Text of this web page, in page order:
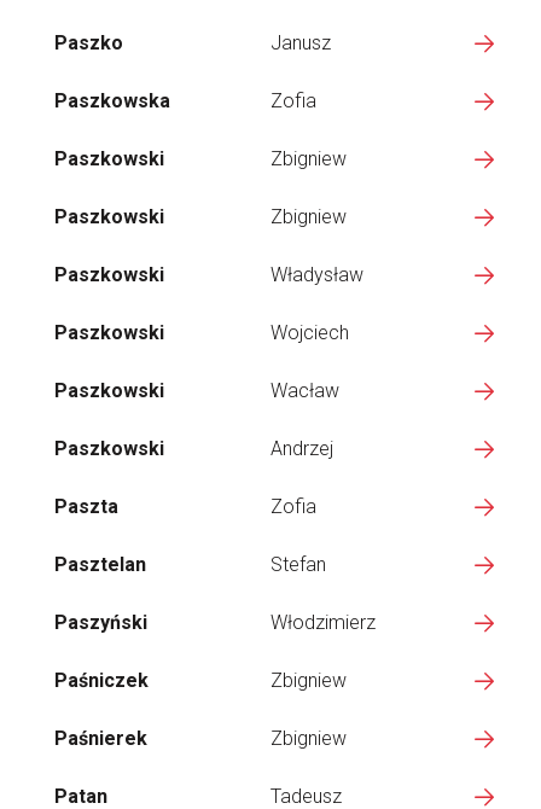
Paszko Janusz
Paszkowska Zofia
Paszkowski Zbigniew
Paszkowski Zbigniew
Paszkowski Władysław
Paszkowski Wojciech
Paszkowski Wacław
Paszkowski Andrzej
Paszta Zofia
Pasztelan Stefan
Paszyński Włodzimierz
Paśniczek Zbigniew
Paśnierek Zbigniew
Patan Tadeusz